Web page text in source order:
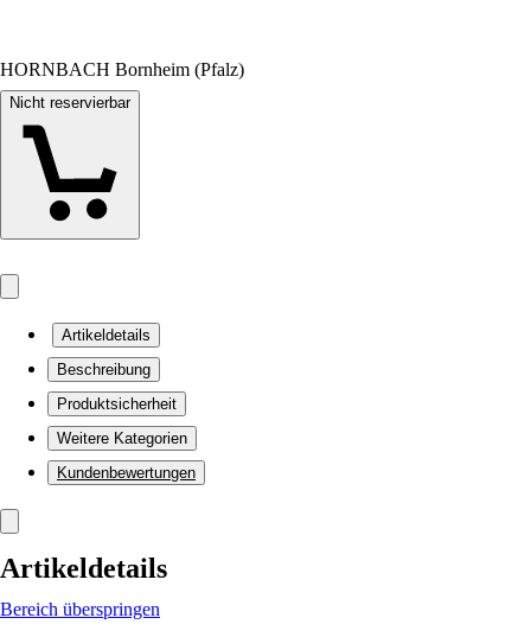
HORNBACH Bornheim (Pfalz)
Nicht reservierbar
Artikeldetails
Beschreibung
Produktsicherheit
Weitere Kategorien
Kundenbewertungen
Artikeldetails
Bereich überspringen